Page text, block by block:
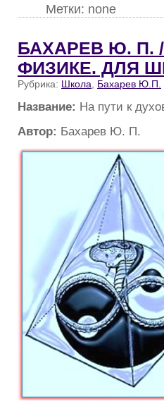
Метки: none
БАХАРЕВ Ю. П.
ФИЗИКЕ. ДЛЯ
Рубрика: Школа Бахарев Ю.П.
Название: На пути к
Автор: Бахарев Ю. П.